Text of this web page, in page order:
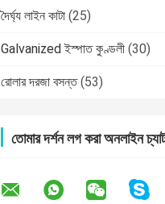
দৈর্ঘ্য লাইন কাটা (25)
Galvanized ইস্পাত কুণ্ডলী (30)
রোলার দরজা বসন্ত (53)
তোমার দর্শন লগ করা অনলাইন